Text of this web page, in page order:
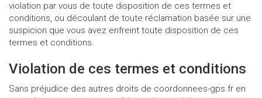
violation par vous de toute disposition de ces termes et
conditions, ou découlant de toute réclamation basée sur une
suspicion que vous avez enfreint toute disposition de ces
termes et conditions.
Violation de ces termes et conditions
Sans préjudice des autres droits de coordonnees-gps.fr en